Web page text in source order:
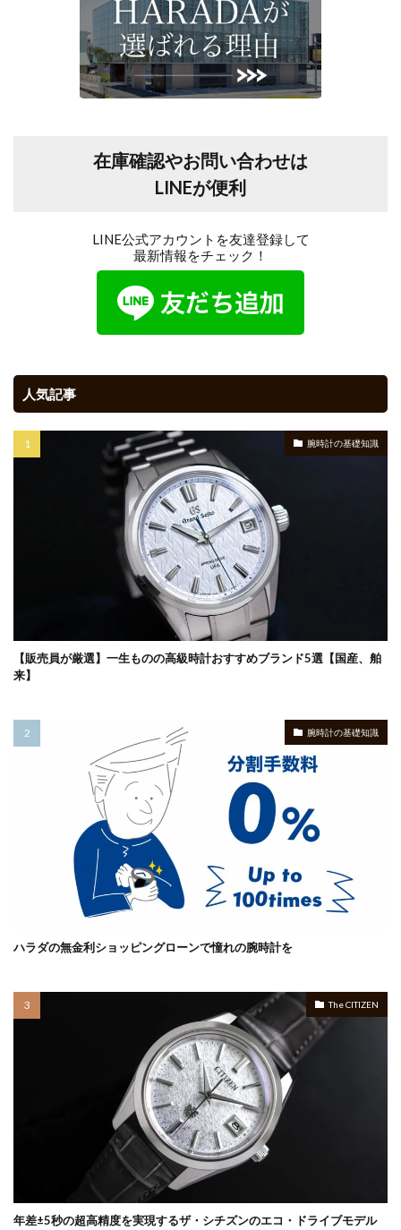
在庫確認やお問い合わせは
LINEが便利
LINE公式アカウントを友達登録して
最新情報をチェック！
人気記事
腕時計の基礎知識
【販売員が厳選】一生ものの高級時計おすすめブランド5選【国産、舶
来】
腕時計の基礎知識
ハラダの無金利ショッピングローンで憧れの腕時計を
The CITIZEN
年差±5秒の超高精度を実現するザ・シチズンのエコ・ドライブモデル